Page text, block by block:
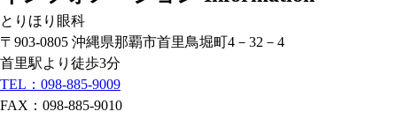
とりほり眼科
〒903-0805 沖縄県那覇市首里鳥堀町4－32－4
首里駅より徒歩3分
TEL：098-885-9009
FAX：098-885-9010